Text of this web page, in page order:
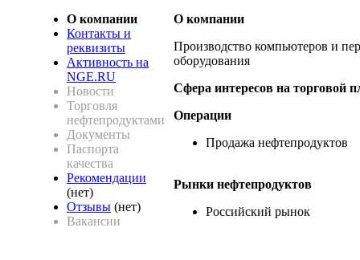
О компании
Контакты и
реквизиты
Активность на
NGE.RU
Новости
Торговля
нефтепродуктами
Документы
Паспорта
качества
Рекомендации
(нет)
Отзывы (нет)
Вакансии
О компании
Производство компьютеров и
оборудования
Сфера интересов на торговой
Операции
Продажа нефтепродуктов
Рынки нефтепродуктов
Российский рынок